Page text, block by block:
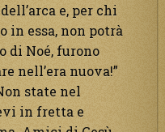
e, per chi
essa, non potrà
di Noé, furono
nell’era nuova!”
state nel
in fretta e